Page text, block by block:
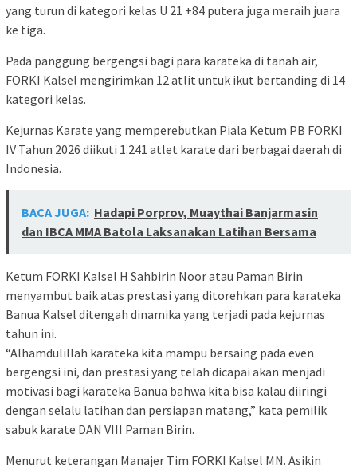
yang turun di kategori kelas U 21 +84 putera juga meraih juara
ke tiga.
Pada panggung bergengsi bagi para karateka di tanah air,
FORKI Kalsel mengirimkan 12 atlit untuk ikut bertanding di 14
kategori kelas.
Kejurnas Karate yang memperebutkan Piala Ketum PB FORKI
IV Tahun 2026 diikuti 1.241 atlet karate dari berbagai daerah di
Indonesia.
BACA JUGA: Hadapi Porprov, Muaythai Banjarmasin
dan IBCA MMA Batola Laksanakan Latihan Bersama
Ketum FORKI Kalsel H Sahbirin Noor atau Paman Birin
menyambut baik atas prestasi yang ditorehkan para karateka
Banua Kalsel ditengah dinamika yang terjadi pada kejurnas
tahun ini.
“Alhamdulillah karateka kita mampu bersaing pada even
bergengsi ini, dan prestasi yang telah dicapai akan menjadi
motivasi bagi karateka Banua bahwa kita bisa kalau diiringi
dengan selalu latihan dan persiapan matang,” kata pemilik
sabuk karate DAN VIII Paman Birin.
Menurut keterangan Manajer Tim FORKI Kalsel MN. Asikin